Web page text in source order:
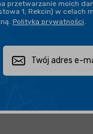
Zapytaj o produkt
przetwarzanie moich
1, Rekcin) w celach
Polityka prywatności